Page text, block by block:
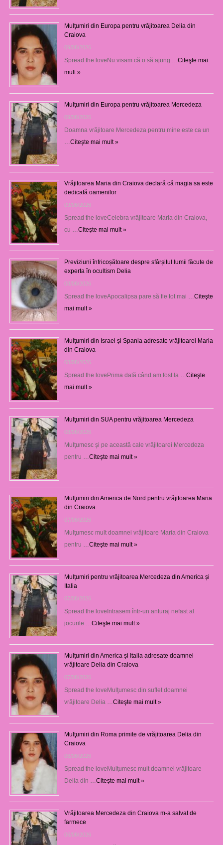
Mulţumiri din Europa pentru vrăjitoarea Delia din
Craiova
09/08/2026
Spread the loveNu visam că o să ajung … Citeşte mai
mult »
Mulţumiri din Europa pentru vrăjitoarea Mercedeza
09/08/2026
Doamna vrăjitoare Mercedeza pentru mine este ca un
Citeşte mai mult »
Vrăjitoarea Maria din Craiova declară că magia sa este
dedicată oamenilor
09/08/2026
Spread the loveCelebra vrăjitoare Maria din Craiova,
cu … Citeşte mai mult »
Previziuni înfricoșătoare despre sfârșitul lumii făcute de
experta în ocultism Delia
08/08/2026
Spread the loveApocalipsa pare să fie tot mai … Citeşte
mai mult »
Mulţumiri din Israel şi Spania adresate vrăjitoarei Maria
din Craiova
08/08/2026
Spread the lovePrima dată când am fost la … Citeşte
mai mult »
Mulţumiri din SUA pentru vrăjitoarea Mercedeza
08/08/2026
Mulţumesc şi pe această cale vrăjitoarei Mercedeza
pentru … Citeşte mai mult »
Mulţumiri din America de Nord pentru vrăjitoarea Maria
din Craiova
07/08/2026
Mulţumesc mult doamnei vrăjitoare Maria din Craiova
pentru … Citeşte mai mult »
Mulțumiri pentru vrăjitoarea Mercedeza din America și
Italia
07/08/2026
Spread the loveIntrasem într-un anturaj nefast al
jocurile … Citeşte mai mult »
Mulțumiri din America și Italia adresate doamnei
vrăjitoare Delia din Craiova
07/08/2026
Spread the loveMulţumesc din suflet doamnei
vrăjitoare Delia … Citeşte mai mult »
Mulţumiri din Roma primite de vrăjitoarea Delia din
Craiova
06/08/2026
Spread the loveMulţumesc mult doamnei vrăjitoare
Delia din … Citeşte mai mult »
Vrăjitoarea Mercedeza din Craiova m-a salvat de
farmece
06/08/2026